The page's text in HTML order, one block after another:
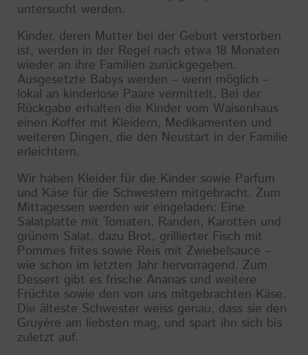
untersucht werden.
Kinder, deren Mutter bei der Geburt verstorben
ist, werden in der Regel nach etwa 18 Monaten
wieder an ihre Familien zurückgegeben.
Ausgesetzte Babys werden – wenn möglich –
lokal an kinderlose Paare vermittelt. Bei der
Rückgabe erhalten die Kinder vom Waisenhaus
einen Koffer mit Kleidern, Medikamenten und
weiteren Dingen, die den Neustart in der Familie
erleichtern.
Wir haben Kleider für die Kinder sowie Parfum
und Käse für die Schwestern mitgebracht. Zum
Mittagessen werden wir eingeladen: Eine
Salatplatte mit Tomaten, Randen, Karotten und
grünem Salat, dazu Brot, grillierter Fisch mit
Pommes frites sowie Reis mit Zwiebelsauce –
wie schon im letzten Jahr hervorragend. Zum
Dessert gibt es frische Ananas und weitere
Früchte sowie den von uns mitgebrachten Käse.
Die älteste Schwester weiss genau, dass sie den
Gruyère am liebsten mag, und spart ihn sich bis
zuletzt auf.